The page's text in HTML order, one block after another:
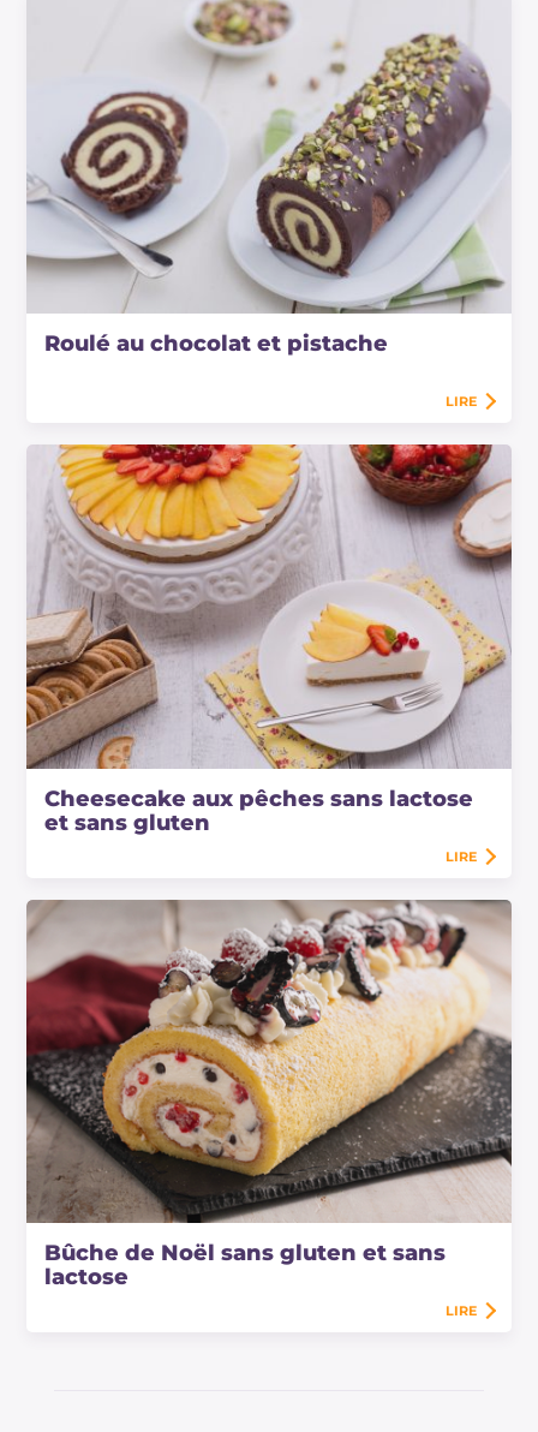
Roulé au chocolat et pistache
LIRE
Cheesecake aux pêches sans lactose
et sans gluten
LIRE
Bûche de Noël sans gluten et sans
lactose
LIRE